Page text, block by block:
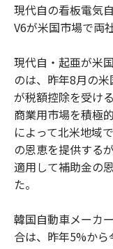
現代自の看板電気
V6が米国市場で両
現代自・起亜が米
のは、昨年8月の
が税額控除を受け
商業用市場を積極
によって北米地域
の恩恵を提供する
適用して補助金の
た。
韓国自動車メーカ
合は、昨年5%から